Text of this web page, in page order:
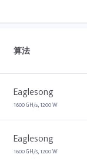
算法
Eaglesong
1600 GH/s, 1200 W
Eaglesong
1600 GH/s, 1200 W